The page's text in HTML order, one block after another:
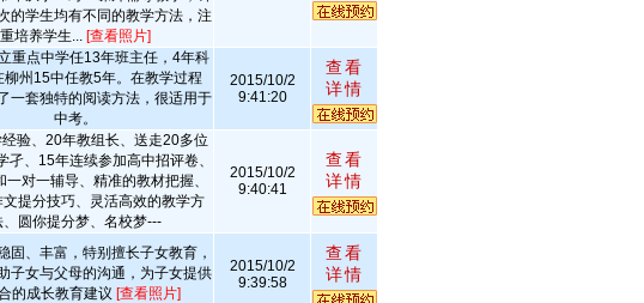
的学生均有不同的教学方法，注
重培养学生... [查看照片]
重点中学任13年班主任，4年科
柳州15中任教5年。在教学过程
一套独特的阅读方法，很适用于
中考。
2015/10/2
9:41:20
查看
详情
验、20年教组长、送走20多位
孑、15年连续参加高中招评卷、
一对一辅导、精准的教材把握、
提分技巧、灵活高效的教学方
、圆你提分梦、名校梦---
2015/10/2
9:40:41
查看
详情
固、丰富，特别擅长子女教育，
子女与父母的沟通，为子女提供
的成长教育建议 [查看照片]
2015/10/2
9:39:58
查看
详情